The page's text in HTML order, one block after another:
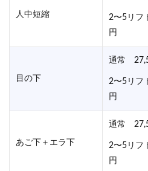
人中短縮
2〜5リ
円
目の下
通常
2〜5リ
円
あご下＋エラ下
通常
2〜5リ
円